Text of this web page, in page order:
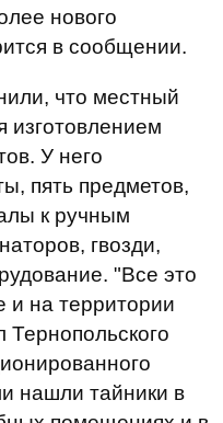
нового
в сообщении.
что местный
изготовлением
У него
пять предметов,
к ручным
гвозди,
"Все это
и на территории
Тернопольского
нашли тайники в